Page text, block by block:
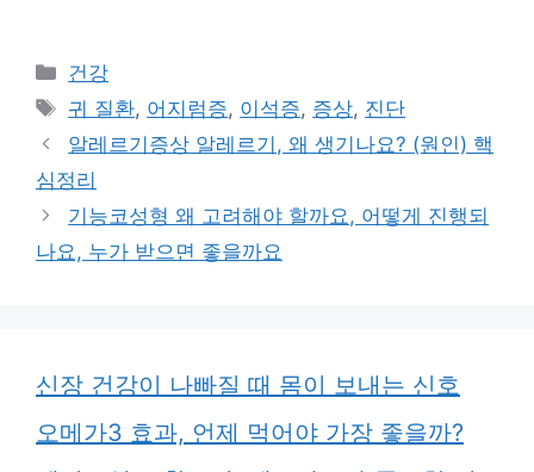
카
테
리
건강
태
그
귀 질환, 어지럼증, 이석증, 증상, 진단
알레르기증상 알레르기, 왜 생기나요? (원인) 핵
심정리
기능코성형 왜 고려해야 할까요, 어떻게 진행되
나요, 누가 받으면 좋을까요
신장 건강이 나빠질 때 몸이 보내는 신호
오메가3 효과, 언제 먹어야 가장 좋을까?